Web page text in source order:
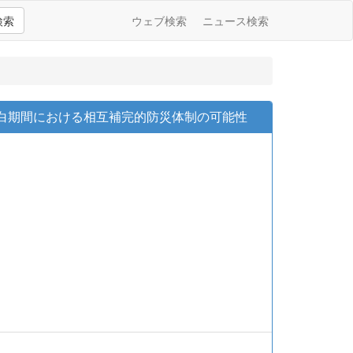
索 ウェブ検索 ニュース検索
期間における相互補完的防災体制の可能性